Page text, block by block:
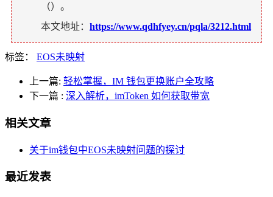
（）。
本文地址： https://www.qdhfyey.cn/pqla/3212.html
标签： EOS未映射
上一篇: 轻松掌握，IM 钱包更换账户全攻略
下一篇 : 深入解析，imToken 如何获取带宽
相关文章
关于im钱包中EOS未映射问题的探讨
最近发表